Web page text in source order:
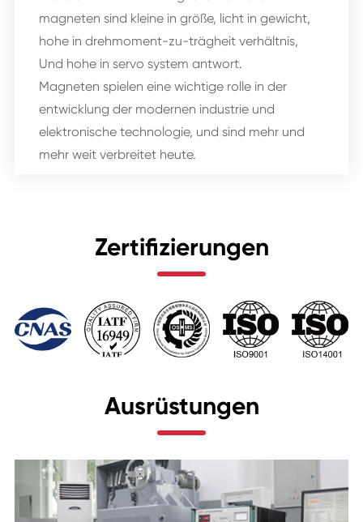
magneten sind kleine in größe, licht in gewicht,
hohe in drehmoment-zu-trägheit verhältnis,
Und hohe in servo system antwort.
Magneten spielen eine wichtige rolle in der
entwicklung der modernen industrie und
elektronische technologie, und sind mehr und
mehr weit verbreitet heute.
Zertifizierungen
Ausrüstungen